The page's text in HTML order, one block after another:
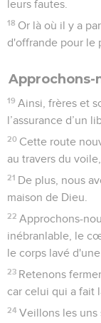
leurs fautes.
18 Or là où il y a
d'offrande pour le
Approchons-
19 Ainsi, frères et
l’assurance d’un
20 Cette route
au travers du
21 De plus, nous
maison de Dieu.
22 Approchons-
inébranlable, le
le corps lavé
23 Retenons
car celui qui a fait
24 Veillons les uns